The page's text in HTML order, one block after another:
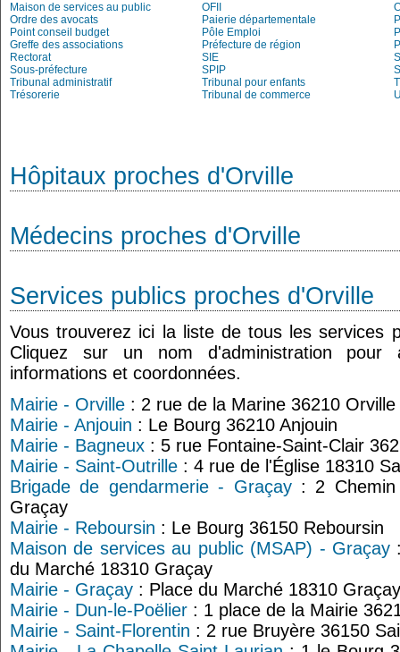
Maison de services au public
OFII
Ordre des avocats
Paierie départementale
Point conseil budget
Pôle Emploi
Greffe des associations
Préfecture de région
Rectorat
SIE
Sous-préfecture
SPIP
Tribunal administratif
Tribunal pour enfants
Trésorerie
Tribunal de commerce
Hôpitaux proches d'Orville
Médecins proches d'Orville
Services publics proches d'Orville
Vous trouverez ici la liste de tous les services
Cliquez sur un nom d'administration
informations et coordonnées.
Mairie - Orville : 2 rue de la Marine 36210 Orville
Mairie - Anjouin : Le Bourg 36210 Anjouin
Mairie - Bagneux : 5 rue Fontaine-Saint-Clair
Mairie - Saint-Outrille : 4 rue de l'Église 18310
Brigade de gendarmerie - Graçay: 2 Chemin
Graçay
Mairie - Reboursin : Le Bourg 36150 Reboursin
Maison de services au public (MSAP) - Graçay:
du Marché 18310 Graçay
Mairie - Graçay : Place du Marché 18310 Graçay
Mairie - Dun-le-Poëlier : 1 place de la Mairie
Mairie - Saint-Florentin : 2 rue Bruyère 36150